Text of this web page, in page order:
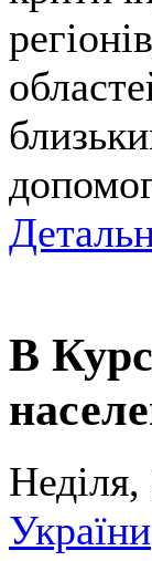
В
України